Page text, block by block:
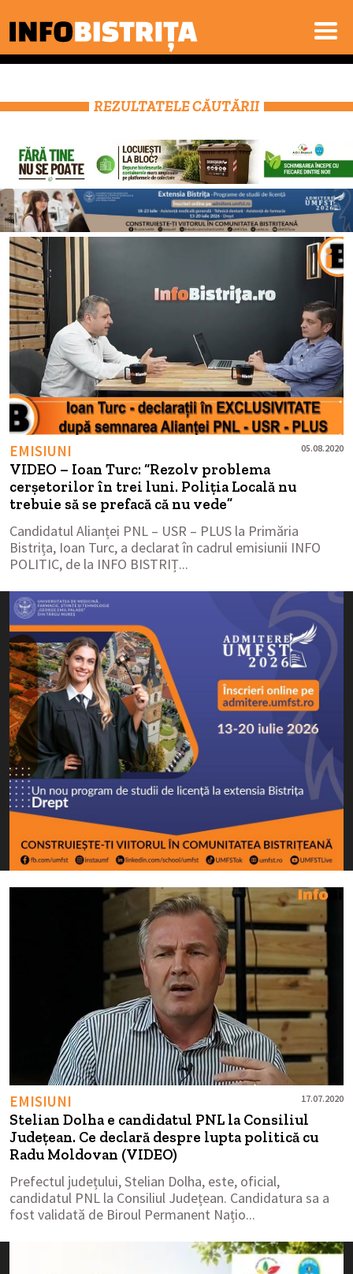
REZULTATELE CĂUTĂRII
EMISIUNI 05.08.2020
VIDEO – Ioan Turc: “Rezolv problema
cerșetorilor în trei luni. Poliția Locală nu
trebuie să se prefacă că nu vede”
Candidatul Alianței PNL – USR – PLUS la Primăria
Bistrița, Ioan Turc, a declarat în cadrul emisiunii INFO
POLITIC, de la INFO BISTRIȚ...
EMISIUNI 17.07.2020
Stelian Dolha e candidatul PNL la Consiliul
Județean. Ce declară despre lupta politică cu
Radu Moldovan (VIDEO)
Prefectul județului, Stelian Dolha, este, oficial,
candidatul PNL la Consiliul Județean. Candidatura sa a
fost validată de Biroul Permanent Națio...